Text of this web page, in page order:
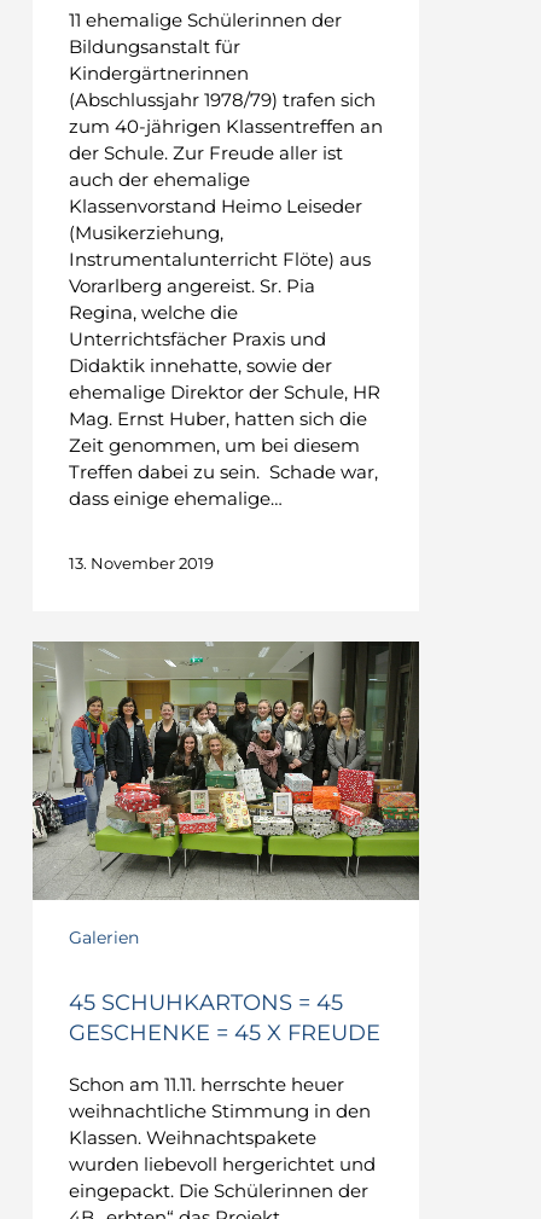
11 ehemalige Schülerinnen der
Bildungsanstalt für
Kindergärtnerinnen
(Abschlussjahr 1978/79) trafen sich
zum 40-jährigen Klassentreffen an
der Schule. Zur Freude aller ist
auch der ehemalige
Klassenvorstand Heimo Leiseder
(Musikerziehung,
Instrumentalunterricht Flöte) aus
Vorarlberg angereist. Sr. Pia
Regina, welche die
Unterrichtsfächer Praxis und
Didaktik innehatte, sowie der
ehemalige Direktor der Schule, HR
Mag. Ernst Huber, hatten sich die
Zeit genommen, um bei diesem
Treffen dabei zu sein. Schade war,
dass einige ehemalige…
13. November 2019
Galerien
45 SCHUHKARTONS = 45
GESCHENKE = 45 X FREUDE
Schon am 11.11. herrschte heuer
weihnachtliche Stimmung in den
Klassen. Weihnachtspakete
wurden liebevoll hergerichtet und
eingepackt. Die Schülerinnen der